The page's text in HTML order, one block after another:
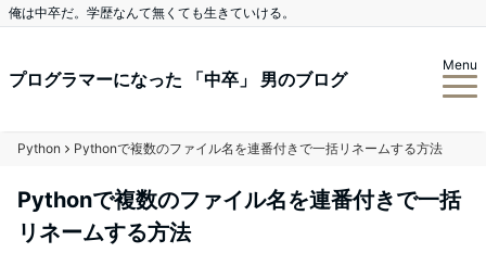
俺は中卒だ。学歴なんて無くても生きていける。
プログラマーになった 「中卒」 男のブログ
Menu
Python Pythonで複数のファイル名を連番付きで一括リネームする方法
Pythonで複数のファイル名を連番付きで一括
リネームする方法